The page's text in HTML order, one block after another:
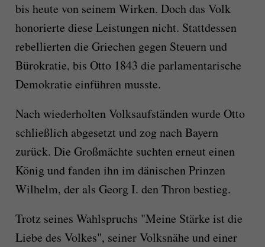
bis heute von seinem Wirken. Doch das Volk
honorierte diese Leistungen nicht. Stattdessen
rebellierten die Griechen gegen Steuern und
Bürokratie, bis Otto 1843 die parlamentarische
Demokratie einführen musste.
Nach wiederholten Volksaufständen wurde Otto
schließlich abgesetzt und zog nach Bayern
zurück. Die Großmächte suchten erneut einen
König und fanden ihn im dänischen Prinzen
Wilhelm, der als Georg I. den Thron bestieg.
Trotz seines Wahlspruchs "Meine Stärke ist die
Liebe des Volkes", seiner Volksnähe und einer